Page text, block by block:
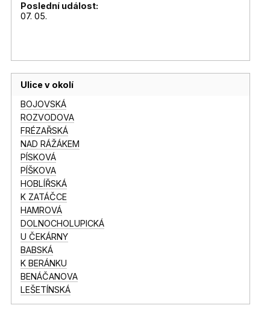
Poslední událost:
07. 05.
Ulice v okolí
BOJOVSKÁ
ROZVODOVA
FRÉZAŘSKÁ
NAD RÁŽÁKEM
PÍSKOVÁ
PÍŠKOVA
HOBLÍŘSKÁ
K ZATÁČCE
HAMROVÁ
DOLNOCHOLUPICKÁ
U ČEKÁRNY
BABSKÁ
K BERÁNKU
BENÁČANOVA
LEŠETÍNSKÁ